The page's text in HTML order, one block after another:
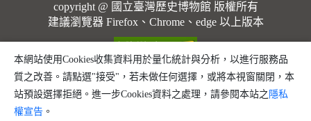
copyright @ 國立臺灣歷史博物館 版權所有
建議瀏覽器 Firefox、Chrome、edge 以上版本
本網站使用Cookies收集資料用於量化統計與分析，以進行服務品
質之改善。請點選"接受"，若未做任何選擇，或將本視窗關閉，本
站預設選擇拒絕。進一步Cookies資料之處理，請參閱本站之 隱私
權宣告 。